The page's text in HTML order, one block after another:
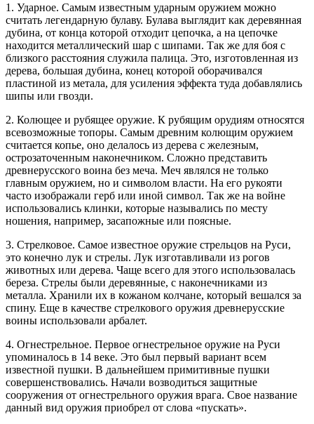
1. Ударное. Самым известным ударным оружием можно
считать легендарную булаву. Булава выглядит как деревянная
дубина, от конца которой отходит цепочка, а на цепочке
находится металлический шар с шипами. Так же для боя с
близкого расстояния служила палица. Это, изготовленная из
дерева, большая дубина, конец которой оборачивался
пластиной из метала, для усиления эффекта туда добавлялись
шипы или гвозди.
2. Колющее и рубящее оружие. К рубящим орудиям относятся
всевозможные топоры. Самым древним колющим оружием
считается копье, оно делалось из дерева с железным,
острозаточенным наконечником. Сложно представить
древнерусского воина без меча. Меч являлся не только
главным оружием, но и символом власти. На его рукояти
часто изображали герб или иной символ. Так же на войне
использовались клинки, которые назывались по месту
ношения, например, засапожные или поясные.
3. Стрелковое. Самое известное оружие стрельцов на Руси,
это конечно лук и стрелы. Лук изготавливали из рогов
животных или дерева. Чаще всего для этого использовалась
береза. Стрелы были деревянные, с наконечниками из
металла. Хранили их в кожаном колчане, который вешался за
спину. Еще в качестве стрелкового оружия древнерусские
воины использовали арбалет.
4. Огнестрельное. Первое огнестрельное оружие на Руси
упоминалось в 14 веке. Это был первый вариант всем
известной пушки. В дальнейшем примитивные пушки
совершенствовались. Начали возводиться защитные
сооружения от огнестрельного оружия врага. Свое название
данный вид оружия приобрел от слова «пускать».